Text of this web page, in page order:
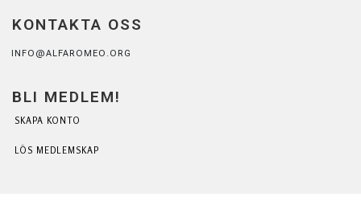
KONTAKTA OSS
INFO@ALFAROMEO.ORG
BLI MEDLEM!
SKAPA KONTO
LÖS MEDLEMSKAP